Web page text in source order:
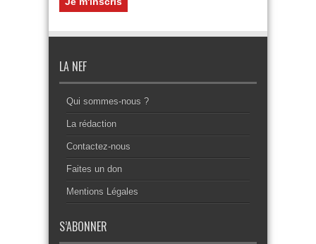
LA NEF
Qui sommes-nous ?
La rédaction
Contactez-nous
Faites un don
Mentions Légales
S’ABONNER